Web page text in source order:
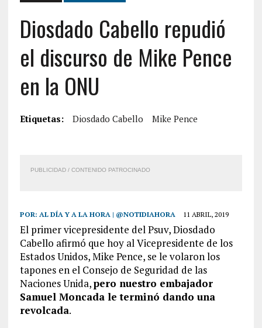
Diosdado Cabello repudió
el discurso de Mike Pence
en la ONU
Etiquetas: Diosdado Cabello Mike Pence
PUBLICIDAD / CONTENIDO PATROCINADO
POR: AL DÍA Y A LA HORA | @NOTIDIAHORA 11 ABRIL, 2019
El primer vicepresidente del Psuv, Diosdado
Cabello afirmó que hoy al Vicepresidente de los
Estados Unidos, Mike Pence, se le volaron los
tapones en el Consejo de Seguridad de las
Naciones Unida,pero nuestro embajador
Samuel Moncada le terminó dando una
revolcada.